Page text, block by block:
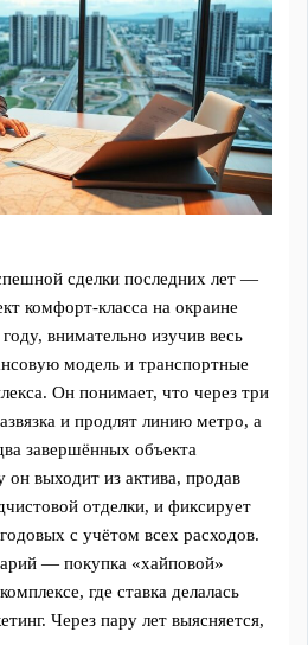
сделки последних лет —
комфорт‑класса на окраине
внимательно изучив весь
модель и транспортные
Он понимает, что через три
и продлят линию метро, а
завершённых объекта
он выходит из актива, продав
отделки, и фиксирует
с учётом всех расходов.
— покупка «хайповой»
где ставка делалась
Через пару лет выясняется,